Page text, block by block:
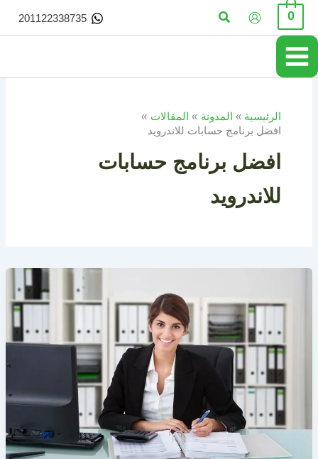
تخطي
المحتوى
0 البحث 201122338735
الرئيسية المدونة
المقالات
افضل برنامج حسابات للاندرويد
افضل برنامج حسابات
للاندرويد